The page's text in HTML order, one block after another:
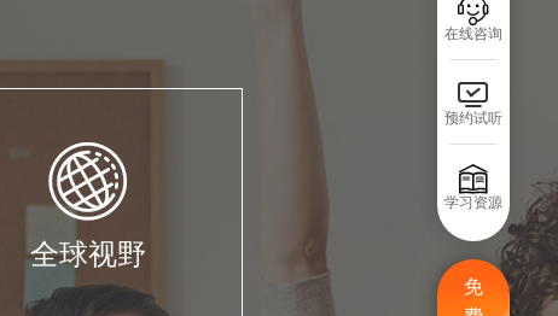

在线咨询

预约试听

学习资源
免

全球视野